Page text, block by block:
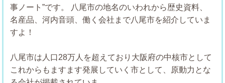
事ノート”です。
八尾市の地名のいわれから歴史資料、
名産品、河内音頭、働く会社まで八尾市を紹介していま
すよ！
八尾市は人口28万人を超えており大阪府の中核市として
これからもますます発展していく市として、原動力とな